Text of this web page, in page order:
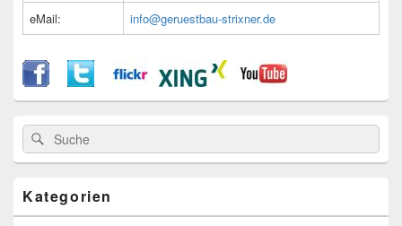
eMail:
info@geruestbau-strixner.de
Suche
nach:
Suche
Kategorien